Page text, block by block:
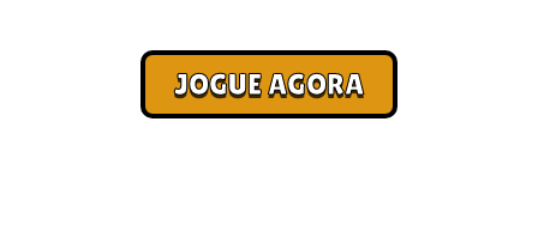
JOGUE AGORA